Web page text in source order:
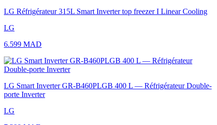
LG Réfrigérateur 315L Smart Inverter top freezer I Linear Cooling
LG
6.599 MAD
LG Smart Inverter GR-B460PLGB 400 L — Réfrigérateur Double-
porte Inverter
LG